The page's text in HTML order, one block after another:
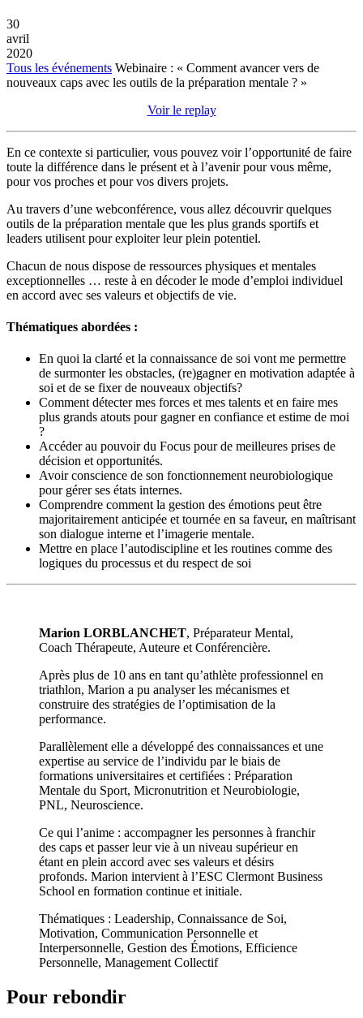
30
avril
2020
Tous les événements Webinaire : « Comment avancer vers de
nouveaux caps avec les outils de la préparation mentale ? »
Voir le replay
En ce contexte si particulier, vous pouvez voir l’opportunité de faire
toute la différence dans le présent et à l’avenir pour vous même,
pour vos proches et pour vos divers projets.
Au travers d’une webconférence, vous allez découvrir quelques
outils de la préparation mentale que les plus grands sportifs et
leaders utilisent pour exploiter leur plein potentiel.
Chacun de nous dispose de ressources physiques et mentales
exceptionnelles … reste à en décoder le mode d’emploi individuel
en accord avec ses valeurs et objectifs de vie.
Thématiques abordées :
En quoi la clarté et la connaissance de soi vont me permettre
de surmonter les obstacles, (re)gagner en motivation adaptée à
soi et de se fixer de nouveaux objectifs?
Comment détecter mes forces et mes talents et en faire mes
plus grands atouts pour gagner en confiance et estime de moi
?
Accéder au pouvoir du Focus pour de meilleures prises de
décision et opportunités.
Avoir conscience de son fonctionnement neurobiologique
pour gérer ses états internes.
Comprendre comment la gestion des émotions peut être
majoritairement anticipée et tournée en sa faveur, en maîtrisant
son dialogue interne et l’imagerie mentale.
Mettre en place l’autodiscipline et les routines comme des
logiques du processus et du respect de soi
Marion LORBLANCHET, Préparateur Mental,
Coach Thérapeute, Auteure et Conférencière.
Après plus de 10 ans en tant qu’athlète professionnel en
triathlon, Marion a pu analyser les mécanismes et
construire des stratégies de l’optimisation de la
performance.
Parallèlement elle a développé des connaissances et une
expertise au service de l’individu par le biais de
formations universitaires et certifiées : Préparation
Mentale du Sport, Micronutrition et Neurobiologie,
PNL, Neuroscience.
Ce qui l’anime : accompagner les personnes à franchir
des caps et passer leur vie à un niveau supérieur en
étant en plein accord avec ses valeurs et désirs
profonds. Marion intervient à l’ESC Clermont Business
School en formation continue et initiale.
Thématiques : Leadership, Connaissance de Soi,
Motivation, Communication Personnelle et
Interpersonnelle, Gestion des Émotions, Efficience
Personnelle, Management Collectif
Pour rebondir